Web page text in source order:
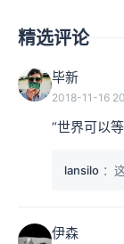
一种通识感。
精选评论
毕新
2018-11-16
“世界可以
lansilo ：
伊森